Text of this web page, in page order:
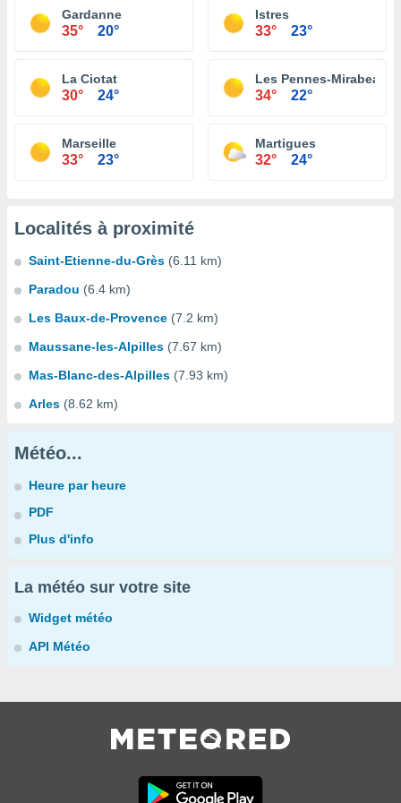
Gardanne
35° 20°
Istres
33° 23°
La Ciotat
30° 24°
Les Pennes-Mirabeau
34° 22°
Marseille
33° 23°
Martigues
32° 24°
Localités à proximité
Saint-Etienne-du-Grès (6.11 km)
Paradou (6.4 km)
Les Baux-de-Provence (7.2 km)
Maussane-les-Alpilles (7.67 km)
Mas-Blanc-des-Alpilles (7.93 km)
Arles (8.62 km)
Météo...
Heure par heure
PDF
Plus d'info
La météo sur votre site
Widget météo
API Météo